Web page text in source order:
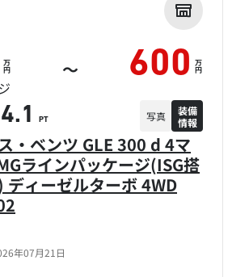
年07月21日
・ベンツ GLE 300 d 4マ
ラインパッケージ(ISG搭
ディーゼルターボ 4WD
万
円 ～ 600 万
円
4.1 PT 写真
装備
情報